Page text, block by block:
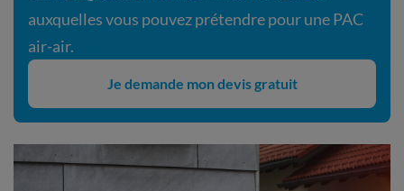
auxquelles vous pouvez prétendre pour une PAC
air-air.
Je demande mon devis gratuit